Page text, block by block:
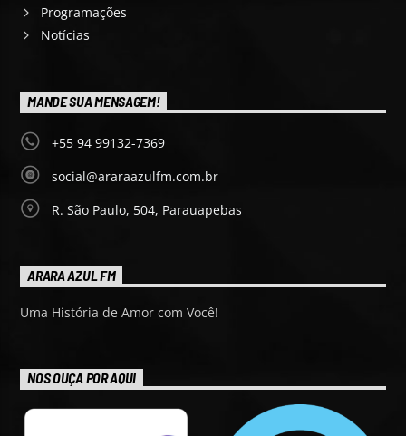
Programações
Notícias
MANDE SUA MENSAGEM!
+55 94 99132-7369
social@araraazulfm.com.br
R. São Paulo, 504, Parauapebas
ARARA AZUL FM
Uma História de Amor com Você!
NOS OUÇA POR AQUI